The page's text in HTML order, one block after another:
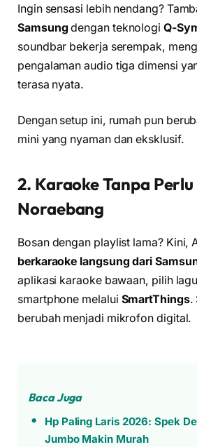
Ingin sensasi lebih nendang?
Samsung dengan teknologiQ-
soundbar bekerja serempak,
pengalaman audio tiga dimensi
terasa nyata.
Dengan setup ini, rumah pun
mini yang nyaman dan eksklusif.
2. Karaoke Tanpa
Noraebang
Bosan dengan playlist lama? Kini,
berkaraoke langsung dari
aplikasi karaoke bawaan, pilih
smartphone melalui SmartThings.
berubah menjadi mikrofon digital.
Baca Juga
Hp Paling Laris 2026: Spek
Jumbo Makin Murah